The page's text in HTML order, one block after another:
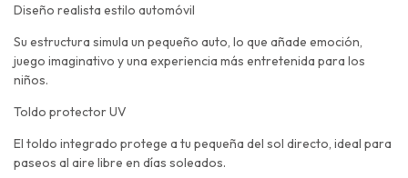
Diseño realista estilo automóvil
Su estructura simula un pequeño auto, lo que añade emoción,
juego imaginativo y una experiencia más entretenida para los
niños.
Toldo protector UV
El toldo integrado protege a tu pequeña del sol directo, ideal para
paseos al aire libre en días soleados.